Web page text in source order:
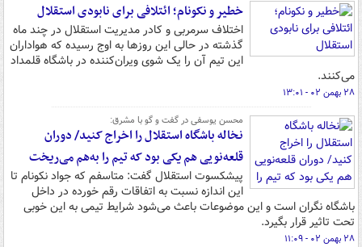
خطیر و نکونام؛ ائتلافی برای نابودی استقلال
اختلاف سرمربی و کادر مدیریت استقلال در چند ماه
گذشته در حالی این روزها به اوج رسیده که هواداران
این تیم آن را یک شوی ویران‌کننده در باشگاه قلمداد
می‌کنند.
۲۸ بهمن ۰۲ - ۱۳:۰۱
محسن یوسفی در گفت و گو با مشرق:
نخاله باشگاه استقلال را اخراج کنید/ دوران
قلعه‌نویی هم یکی بود که تیم را به‌هم می‌ریخت
پیشکسوت استقلال گفت: متاسفم که جواد نکونام تا
این اندازه نسبت به اتفاقات رقم خورده در داخل
باشگاه نگران است و این موضوعات باعث می‌شود شرایط تیمی به این خوبی
تحت تاثیر قرار بگیرد.
۲۸ بهمن ۰۲ - ۱۱:۰۹